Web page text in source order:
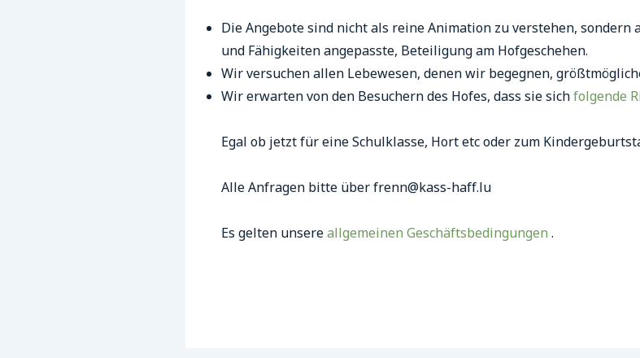
Die Angebote sind nicht als reine Animation zu verstehen,
und Fähigkeiten angepasste, Beteiligung am Hofgeschehen.
Wir versuchen allen Lebewesen, denen wir begegnen,
Wir erwarten von den Besuchern des Hofes, dass sie sichfolgende
Egal ob jetzt für eine Schulklasse, Hort etc oder zum
Alle Anfragen bitte über frenn@kass-haff.lu
Es gelten unsereallgemeinen Geschäftsbedingungen .